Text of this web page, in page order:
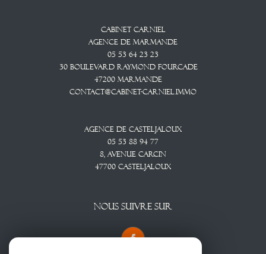
Cabinet CARNIEL
Agence De Marmande
05 53 64 23 23
30 Boulevard Raymond Fourcade
47200
Marmande
contact@cabinet-carniel.immo
Agence De Casteljaloux
05 53 88 94 77
8, Avenue CARCIN
47700
CASTELJALOUX
NOUS SUIVRE SUR